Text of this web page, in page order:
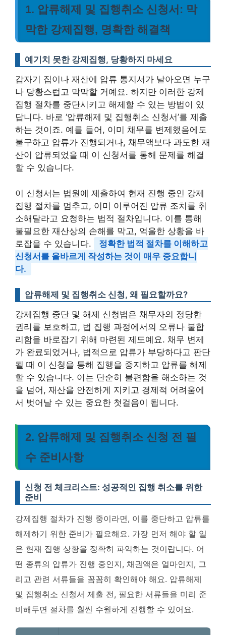
1. 압류해제 및 집행취소 신청서: 막
막한 강제집행, 명확한 해결책
예기치 못한 강제집행, 당황하지 마세요
갑자기 집이나 재산에 압류 통지서가 날아오면 누구
나 당황스럽고 막막할 거예요. 하지만 이러한 강제
집행 절차를 중단시키고 해제할 수 있는 방법이 있
답니다. 바로 ‘압류해제 및 집행취소 신청서’를 제출
하는 것이죠. 예를 들어, 이미 채무를 변제했음에도
불구하고 압류가 진행되거나, 채무액보다 과도한 재
산이 압류되었을 때 이 신청서를 통해 문제를 해결
할 수 있습니다.
이 신청서는 법원에 제출하여 현재 진행 중인 강제
집행 절차를 멈추고, 이미 이루어진 압류 조치를 취
소해달라고 요청하는 법적 절차입니다. 이를 통해
불필요한 재산상의 손해를 막고, 억울한 상황을 바
로잡을 수 있습니다.
정확한 법적 절차를 이해하고
신청서를 올바르게 작성하는 것이 매우 중요합니
다.
압류해제 및 집행취소 신청, 왜 필요할까요?
강제집행 중단 및 해제 신청법은 채무자의 정당한
권리를 보호하고, 법 집행 과정에서의 오류나 불합
리함을 바로잡기 위해 마련된 제도예요. 채무 변제
가 완료되었거나, 법적으로 압류가 부당하다고 판단
될 때 이 신청을 통해 집행을 중지하고 압류를 해제
할 수 있습니다. 이는 단순히 불편함을 해소하는 것
을 넘어, 재산을 안전하게 지키고 경제적 어려움에
서 벗어날 수 있는 중요한 첫걸음이 됩니다.
2. 압류해제 및 집행취소 신청 전 필
수 준비사항
신청 전 체크리스트: 성공적인 집행 취소를 위한
준비
강제집행 절차가 진행 중이라면, 이를 중단하고 압류를
해제하기 위한 준비가 필요해요. 가장 먼저 해야 할 일
은 현재 집행 상황을 정확히 파악하는 것이랍니다. 어
떤 종류의 압류가 진행 중인지, 채권액은 얼마인지, 그
리고 관련 서류들을 꼼꼼히 확인해야 해요. 압류해제
및 집행취소 신청서 제출 전, 필요한 서류들을 미리 준
비해두면 절차를 훨씬 수월하게 진행할 수 있어요.